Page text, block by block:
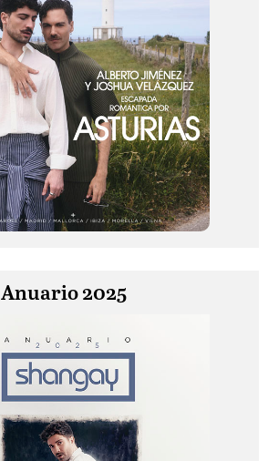
Anuario 2025